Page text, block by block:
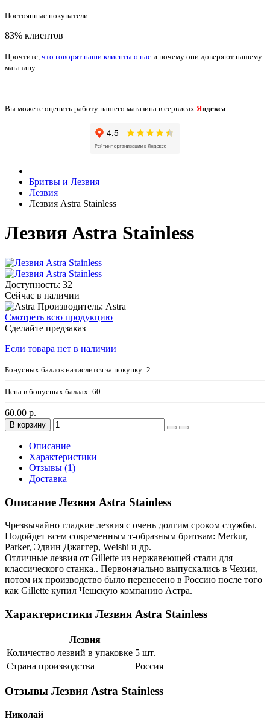
Постоянные покупатели
83% клиентов
Прочтите, что говорят наши клиенты о нас и почему они доверяют нашему
магазину
Вы можете оценить работу нашего магазина в сервисах Яндекса
Бритвы и Лезвия
Лезвия
Лезвия Astra Stainless
Лезвия Astra Stainless
Доступность: 32
Сейчас в наличии
Производитель: Astra
Смотреть всю продукцию
Сделайте предзаказ
Если товара нет в наличии
Бонусных баллов начислится за покупку: 2
Цена в бонусных баллах: 60
60.00 р.
В корзину
Описание
Характеристики
Отзывы (1)
Доставка
Описание Лезвия Astra Stainless
Чрезвычайно гладкие лезвия с очень долгим сроком службы.
Подойдет всем современным т-образным бритвам: Merkur,
Parker, Эдвин Джаггер, Weishi и др.
Отличные лезвия от Gillette из нержавеющей стали для
классического станка.. Первоначально выпускались в Чехии,
потом их производство было перенесено в Россию после того
как Gillette купил Чешскую компанию Астра.
Характеристики Лезвия Astra Stainless
Лезвия
Количество лезвий в упаковке 5 шт.
Страна производства
Россия
Отзывы Лезвия Astra Stainless
Николай